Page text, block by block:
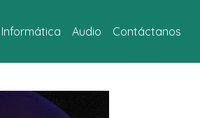
Informática Audio Contáctanos